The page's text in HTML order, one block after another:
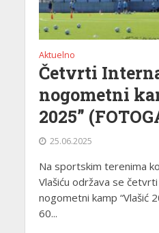
Aktuelno
Četvrti
nogometni
2025”
25.06.2025
Na sportskim terenima
Vlašiću održava se
nogometni kamp “Vlašić
60...